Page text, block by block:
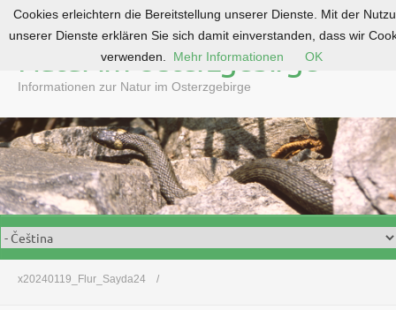
o
c
o
n
t
e
n
Natur im Osterzgebirge
Informationen zur Natur im Osterzgebirge
x20240119_Flur_Sayda24
Cookies erleichtern die Bereitstellung unserer Dienste. Mit der
unserer Dienste erklären Sie sich damit einverstanden, dass wir
verwenden.
Mehr Informationen OK